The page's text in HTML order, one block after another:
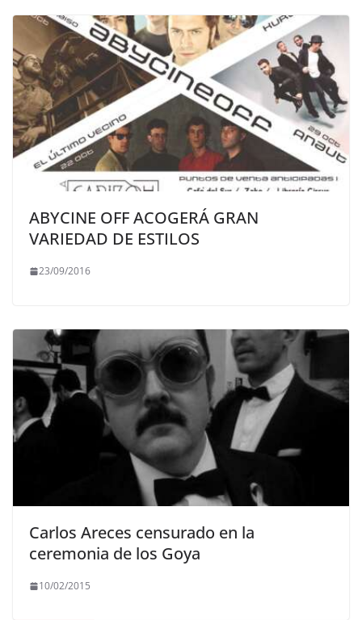
ABYCINE OFF ACOGERÁ GRAN
VARIEDAD DE ESTILOS
23/09/2016
Carlos Areces censurado en la
ceremonia de los Goya
10/02/2015